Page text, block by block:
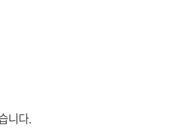
니다.